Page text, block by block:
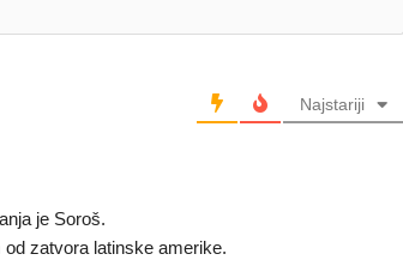
Najstariji
je Soroš.
zatvora latinske amerike.